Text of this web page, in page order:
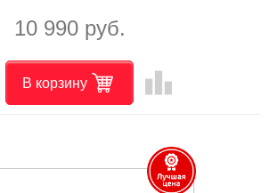
10 990 руб.
В корзину leaderboard